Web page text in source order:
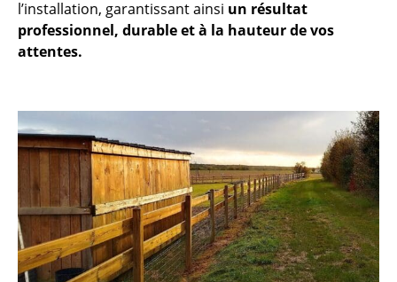
l’installation, garantissant ainsi un résultat
professionnel, durable et à la hauteur de vos
attentes.